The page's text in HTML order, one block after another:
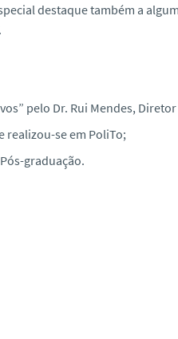
destaque também a
pelo Dr. Rui Mendes,
realizou-se em PoliTo;
graduação.